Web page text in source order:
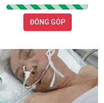
được hỗ trợ một con bò sinh kế,
nhưng điều kiện kinh tế vẫn hết
sức thiếu thốn.
ĐÓNG GÓP